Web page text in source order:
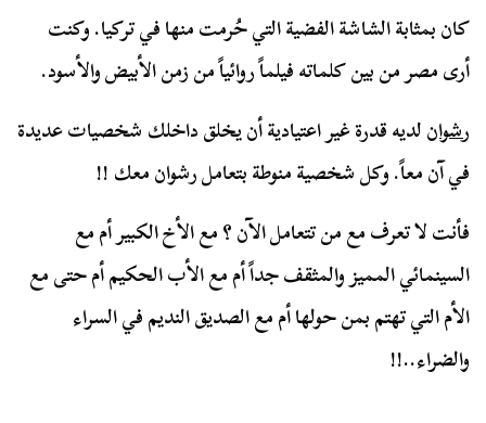
كان بمثابة الشاشة الفضية التي حُرمت منها في تركيا. وكنت
أرى مصر من بين كلماته فيلماً روائياً من زمن الأبيض والأسود.
رشوانلديه قدرة غير اعتيادية أن يخلق داخلك شخصيات عديدة
في آن معاً. وكل شخصية منوطة بتعامل رشوان معك !!
فأنت لا تعرف مع من تتعامل الآن ؟ مع الأخ الكبير أم مع
السينمائي المميز والمثقف جداً أم مع الأب الحكيم أم حتى مع
الأم التي تهتم بمن حولها أم مع الصديق النديم في السراء
والضراء..!!